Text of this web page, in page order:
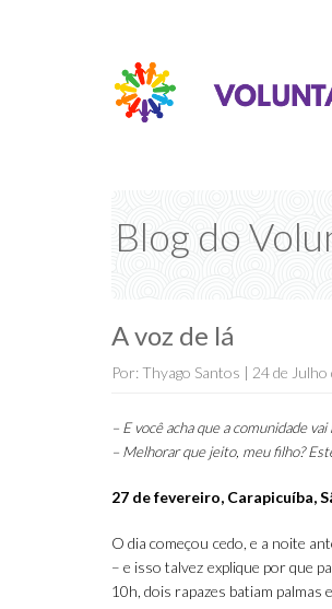
Blog do
A voz de lá
Por: Thyago Santos | 24 de
– E você acha que a comunidade
– Melhorar que jeito, meu filho?
27 de fevereiro, Carapicuíba,
O dia começou cedo, e a noite
– e isso talvez explique por que
10h, dois rapazes batiam